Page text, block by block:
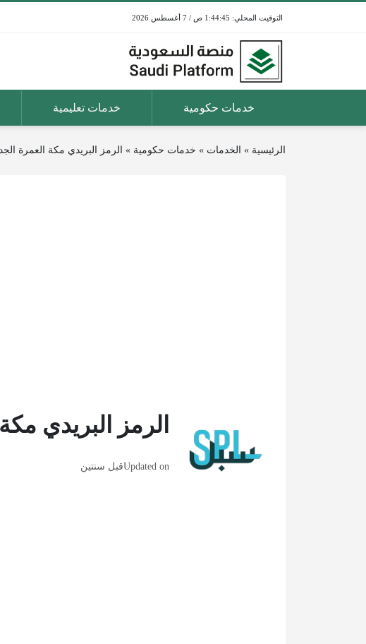
1:44:45 ص / 7 أغسطس 2026
خدمات حكومية خدمات تعليمية
الرئيسية » الخدمات » خدمات حكومية » الرمز البريدي مكة العمرة
الرمز البريدي
Updated onقبل سنتين